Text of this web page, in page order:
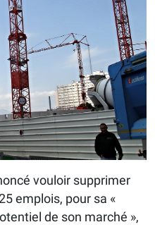
vouloir supprimer
emplois, pour sa «
de son marché »,